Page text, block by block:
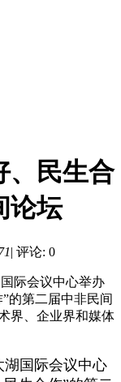
、民生合
论坛
| 评论: 0
际会议中心举办
的第二届中非民间
界、企业界和媒体
湖国际会议中心